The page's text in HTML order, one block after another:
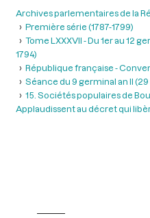
Archives parlementaires de la
Première série (1787-1799)
Tome LXXXVII - Du 1er au 12
1794)
République française -
Séance du 9 germinal an II (29
15. Sociétés populaires de
Applaudissent au décret qui